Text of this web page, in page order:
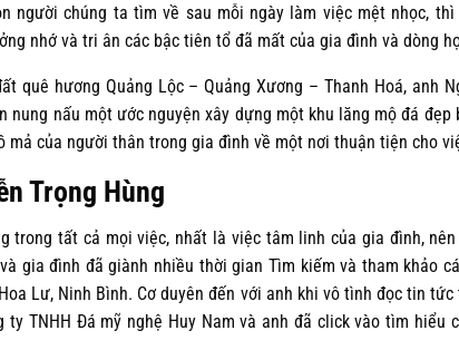
người chúng ta tìm về sau mỗi ngày làm việc mệt nhọc, thì
nhớ và tri ân các bậc tiên tổ đã mất của gia đình và dòng
quê hương Quảng Lộc – Quảng Xương – Thanh Hoá, anh
nung nấu một ước nguyện xây dựng một khu lăng mộ đá
của người thân trong gia đình về một nơi thuận tiện cho
Trọng Hùng
trong tất cả mọi việc, nhất là việc tâm linh của gia đình,
gia đình đã giành nhiều thời gian Tìm kiếm và tham khảo
Lư, Ninh Bình. Cơ duyên đến với anh khi vô tình đọc tin
ty TNHH Đá mỹ nghệ Huy Nam và anh đã click vào tìm hiểu